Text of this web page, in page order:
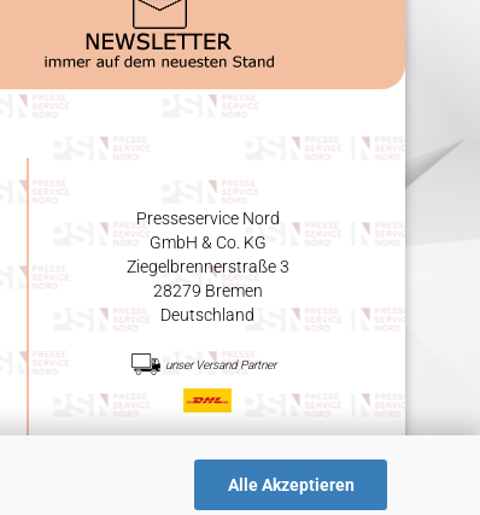
Alle Akzeptieren
Presseservice Nord
GmbH & Co. KG
Ziegelbrennerstraße 3
28279 Bremen
Deutschland
unser Versand Partner